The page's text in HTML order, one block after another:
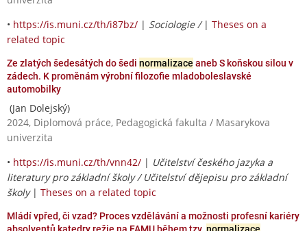
• https://is.muni.cz/th/i87bz/ | Sociologie / | Theses on a
related topic
Ze zlatých šedesátých do šedi normalizace aneb S koňskou silou v
zádech. K proměnám výrobní filozofie mladoboleslavské
automobilky
(Jan Dolejský)
2024, Diplomová práce, Pedagogická fakulta / Masarykova
univerzita
• https://is.muni.cz/th/vnn42/ | Učitelství českého jazyka a
literatury pro základní školy / Učitelství dějepisu pro základní
školy| Theses on a related topic
Mládí vpřed, či vzad? Proces vzdělávání a možnosti profesní kariéry
absolventů katedry režie na FAMU během tzv. normalizace